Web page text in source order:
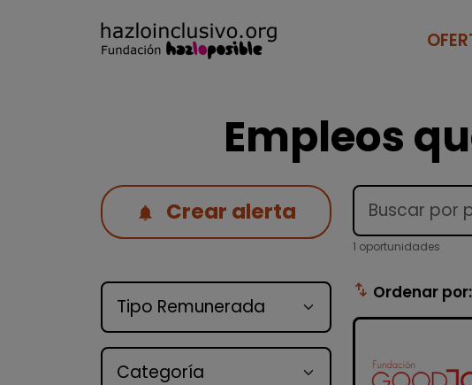
Empleos
Crear alerta
Tipo de oferta
Categoría
1 oportunidades
swap_vert Ordenar por: